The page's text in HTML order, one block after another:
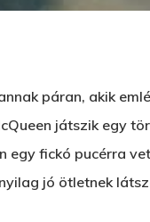
a kereséshez,
páran, akik
játszik egy
egy fickó pucérra
jó ötletnek